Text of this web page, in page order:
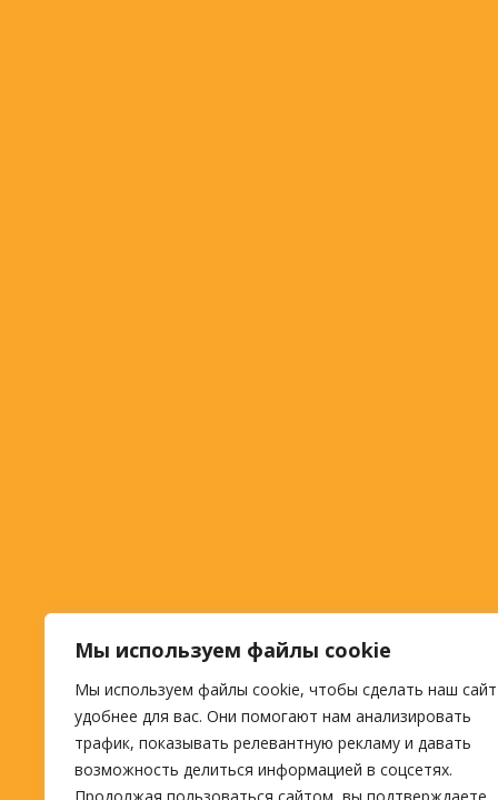
Мы используем файлы cookie
Мы используем файлы cookie, чтобы сделать наш сайт
удобнее для вас. Они помогают нам анализировать
трафик, показывать релевантную рекламу и давать
возможность делиться информацией в соцсетях.